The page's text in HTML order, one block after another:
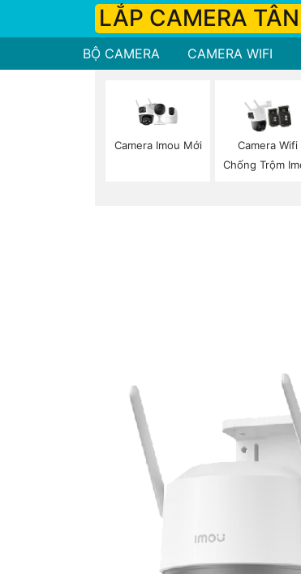
LẮP CAMERA
BỘ CAMERA CAMERA WIFI
Camera Imou Mới
Camera Wifi
Chống Trộm